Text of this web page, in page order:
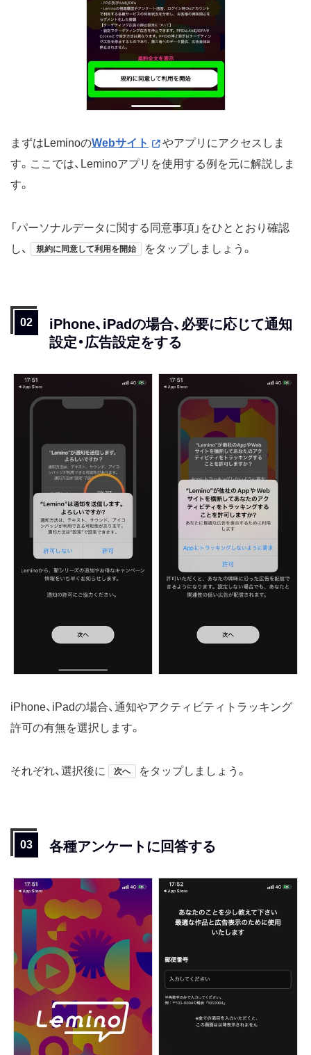
まずはLeminoのWebサイト
やアプリにアクセスしま
す。ここでは、Leminoアプリを使用する例を元に解説しま
す。
「パーソナルデータに関する同意事項」をひととおり確認
し、
規約に同意して利用を開始 をタップしましょう。
iPhone、iPadの場合、必要に応じて通知
設定・広告設定をする
iPhone、iPadの場合、通知やアクティビティトラッキング
許可の有無を選択します。
それぞれ、選択後に 次へ をタップしましょう。
各種アンケートに回答する